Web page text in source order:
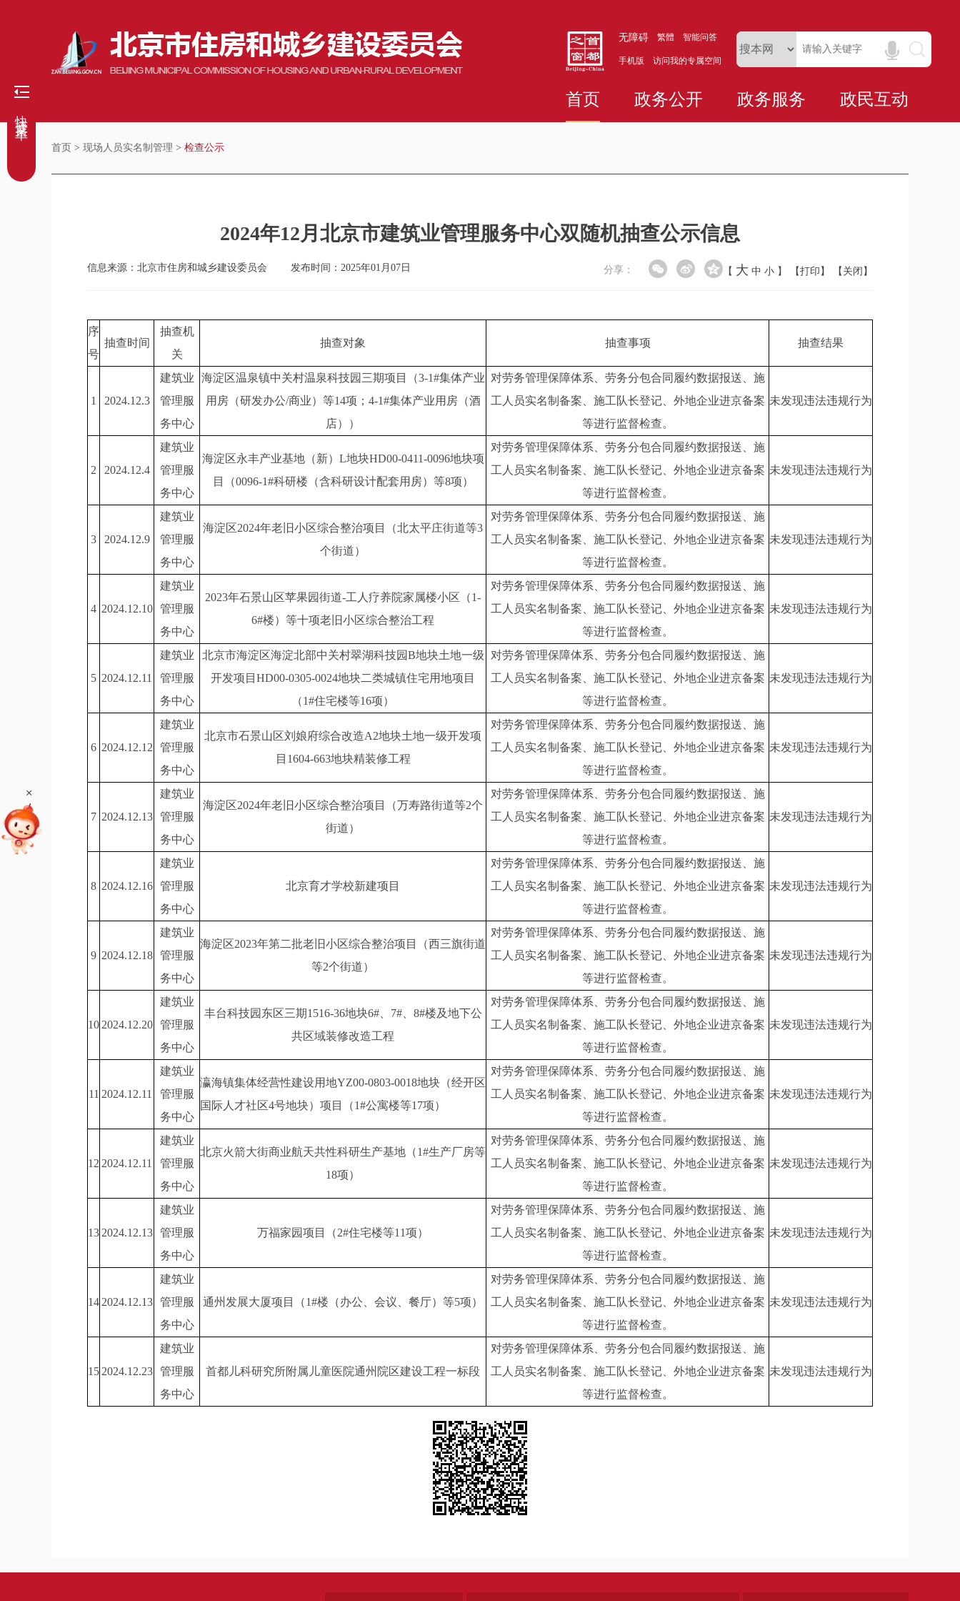
无障碍 繁體 智能问答
手机版 访问我的专属空间
首页 政务公开 政务服务 政民互动
首页 > 现场人员实名制管理 > 检查公示
2024年12月北京市建筑业管理服务中心双随机抽查公示信息
信息来源：北京市住房和城乡建设委员会 发布时间：2025年01月07日 分享： 【 大 中 小 】 【打印】 【关闭】
序
号
抽查时间
抽查机
关
抽查对象 抽查事项 抽查结果
1 2024.12.3
建筑业
管理服
务中心
海淀区温泉镇中关村温泉科技园三期项目（3-1#集体产业
用房（研发办公/商业）等14项；4-1#集体产业用房（酒
店））
对劳务管理保障体系、劳务分包合同履约数据报送、施
工人员实名制备案、施工队长登记、外地企业进京备案
等进行监督检查。
未发现违法违规行为
2 2024.12.4
建筑业
管理服
务中心
海淀区永丰产业基地（新）L地块HD00-0411-0096地块项
目（0096-1#科研楼（含科研设计配套用房）等8项）
对劳务管理保障体系、劳务分包合同履约数据报送、施
工人员实名制备案、施工队长登记、外地企业进京备案
等进行监督检查。
未发现违法违规行为
3 2024.12.9
建筑业
管理服
务中心
海淀区2024年老旧小区综合整治项目（北太平庄街道等3
个街道）
对劳务管理保障体系、劳务分包合同履约数据报送、施
工人员实名制备案、施工队长登记、外地企业进京备案
等进行监督检查。
未发现违法违规行为
4 2024.12.10
建筑业
管理服
务中心
2023年石景山区苹果园街道-工人疗养院家属楼小区（1-
6#楼）等十项老旧小区综合整治工程
对劳务管理保障体系、劳务分包合同履约数据报送、施
工人员实名制备案、施工队长登记、外地企业进京备案
等进行监督检查。
未发现违法违规行为
5 2024.12.11
建筑业
管理服
务中心
北京市海淀区海淀北部中关村翠湖科技园B地块土地一级
开发项目HD00-0305-0024地块二类城镇住宅用地项目
（1#住宅楼等16项）
对劳务管理保障体系、劳务分包合同履约数据报送、施
工人员实名制备案、施工队长登记、外地企业进京备案
等进行监督检查。
未发现违法违规行为
6 2024.12.12
建筑业
管理服
务中心
北京市石景山区刘娘府综合改造A2地块土地一级开发项
目1604-663地块精装修工程
对劳务管理保障体系、劳务分包合同履约数据报送、施
工人员实名制备案、施工队长登记、外地企业进京备案
等进行监督检查。
未发现违法违规行为
7 2024.12.13
建筑业
管理服
务中心
海淀区2024年老旧小区综合整治项目（万寿路街道等2个
街道）
对劳务管理保障体系、劳务分包合同履约数据报送、施
工人员实名制备案、施工队长登记、外地企业进京备案
等进行监督检查。
未发现违法违规行为
8 2024.12.16
建筑业
管理服
务中心
北京育才学校新建项目
对劳务管理保障体系、劳务分包合同履约数据报送、施
工人员实名制备案、施工队长登记、外地企业进京备案
等进行监督检查。
未发现违法违规行为
9 2024.12.18
建筑业
管理服
务中心
海淀区2023年第二批老旧小区综合整治项目（西三旗街道
等2个街道）
对劳务管理保障体系、劳务分包合同履约数据报送、施
工人员实名制备案、施工队长登记、外地企业进京备案
等进行监督检查。
未发现违法违规行为
10 2024.12.20
建筑业
管理服
务中心
丰台科技园东区三期1516-36地块6#、7#、8#楼及地下公
共区域装修改造工程
对劳务管理保障体系、劳务分包合同履约数据报送、施
工人员实名制备案、施工队长登记、外地企业进京备案
等进行监督检查。
未发现违法违规行为
11 2024.12.11
建筑业
管理服
务中心
瀛海镇集体经营性建设用地YZ00-0803-0018地块（经开区
国际人才社区4号地块）项目（1#公寓楼等17项）
对劳务管理保障体系、劳务分包合同履约数据报送、施
工人员实名制备案、施工队长登记、外地企业进京备案
等进行监督检查。
未发现违法违规行为
12 2024.12.11
建筑业
管理服
务中心
北京火箭大街商业航天共性科研生产基地（1#生产厂房等
18项）
对劳务管理保障体系、劳务分包合同履约数据报送、施
工人员实名制备案、施工队长登记、外地企业进京备案
等进行监督检查。
未发现违法违规行为
13 2024.12.13
建筑业
管理服
务中心
万福家园项目（2#住宅楼等11项）
对劳务管理保障体系、劳务分包合同履约数据报送、施
工人员实名制备案、施工队长登记、外地企业进京备案
等进行监督检查。
未发现违法违规行为
14 2024.12.13
建筑业
管理服
务中心
通州发展大厦项目（1#楼（办公、会议、餐厅）等5项）
对劳务管理保障体系、劳务分包合同履约数据报送、施
工人员实名制备案、施工队长登记、外地企业进京备案
等进行监督检查。
未发现违法违规行为
15 2024.12.23
建筑业
管理服
务中心
首都儿科研究所附属儿童医院通州院区建设工程一标段
对劳务管理保障体系、劳务分包合同履约数据报送、施
工人员实名制备案、施工队长登记、外地企业进京备案
等进行监督检查。
未发现违法违规行为
+
快捷菜单